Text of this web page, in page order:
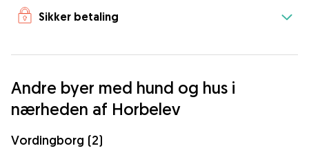
Sikker betaling
Andre byer med hund og hus i
nærheden af Horbelev
Vordingborg (2)